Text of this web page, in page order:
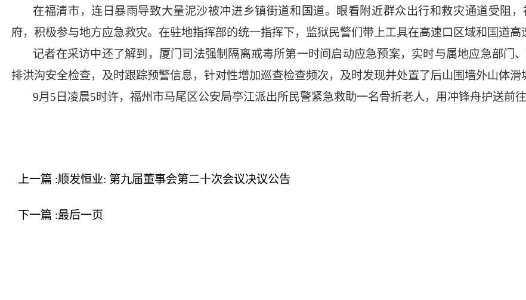
在福清市，连日暴雨导致大量泥沙被冲进乡镇街道和国道。眼看附近群众出行和救灾通道受阻
府，积极参与地方应急救灾。在驻地指挥部的统一指挥下，监狱民警们带上工具在高速口区域和国道高
记者在采访中还了解到，厦门司法强制隔离戒毒所第一时间启动应急预案，实时与属地应急部门
排洪沟安全检查，及时跟踪预警信息，针对性增加巡查检查频次，及时发现并处置了后山围墙外山体滑
9月5日凌晨5时许，福州市马尾区公安局亭江派出所民警紧急救助一名骨折老人，用冲锋舟护送前
上一篇 :顺发恒业: 第九届董事会第二十次会议决议公告
下一篇 :最后一页